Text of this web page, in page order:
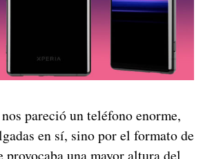
pareció un teléfono enorme,
en sí, sino por el formato de
una mayor altura del